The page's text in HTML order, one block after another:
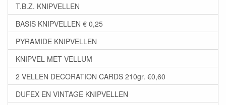
T.B.Z. KNIPVELLEN
BASIS KNIPVELLEN € 0,25
PYRAMIDE KNIPVELLEN
KNIPVEL MET VELLUM
2 VELLEN DECORATION CARDS 210gr. €0,60
DUFEX EN VINTAGE KNIPVELLEN